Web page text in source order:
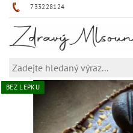
733228124
BEZ LEPKU